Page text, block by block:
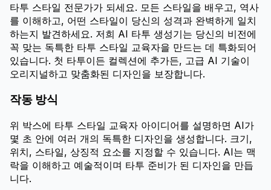
타투 스타일 전문가가 되세요. 모든 스타일을 배우고, 역사
를 이해하고, 어떤 스타일이 당신의 성격과 완벽하게 일치
하는지 발견하세요. 저희 AI 타투 생성기는 당신의 비전에
꼭 맞는 독특한 타투 스타일 교육자을 만드는 데 특화되어
있습니다. 첫 타투이든 컬렉션에 추가든, 고급 AI 기술이
오리지널하고 맞춤화된 디자인을 보장합니다.
작동 방식
위 박스에 타투 스타일 교육자 아이디어를 설명하면 AI가
몇 초 안에 여러 개의 독특한 디자인을 생성합니다. 크기,
위치, 스타일, 상징적 요소를 지정할 수 있습니다. AI는 맥
락을 이해하고 예술적이며 타투 준비가 된 디자인을 만듭
니다.